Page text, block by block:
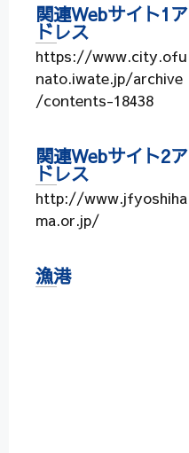
関連Webサイト1ア
ドレス
https://www.city.ofu
nato.iwate.jp/archive
/contents-18438
関連Webサイト2ア
ドレス
http://www.jfyoshiha
ma.or.jp/
漁港